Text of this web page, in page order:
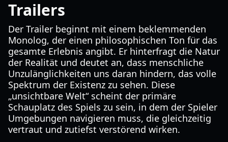
Trailers
Der Trailer beginnt mit einem beklemmenden
Monolog, der einen philosophischen Ton für das
gesamte Erlebnis angibt. Er hinterfragt die Natur
der Realität und deutet an, dass menschliche
Unzulänglichkeiten uns daran hindern, das volle
Spektrum der Existenz zu sehen. Diese
„unsichtbare Welt“ scheint der primäre
Schauplatz des Spiels zu sein, in dem der Spieler
Umgebungen navigieren muss, die gleichzeitig
vertraut und zutiefst verstörend wirken.